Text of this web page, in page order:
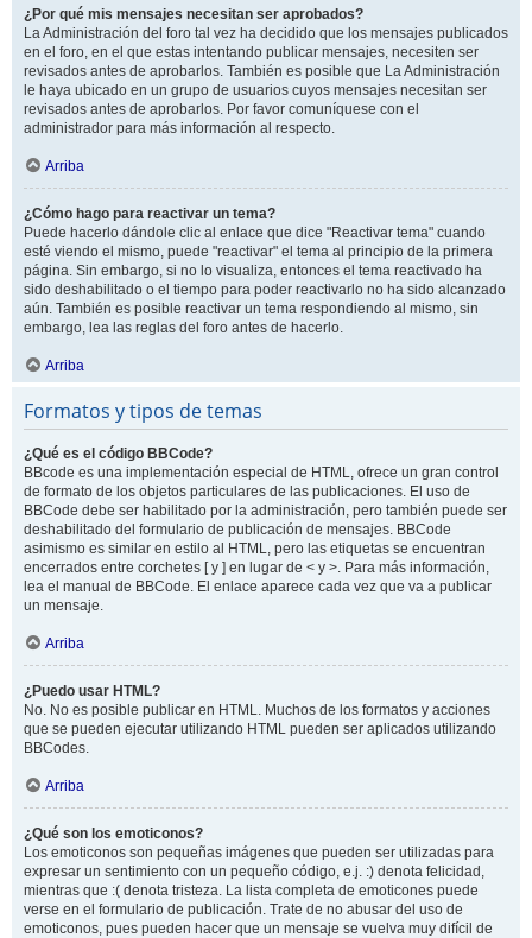
¿Por qué mis mensajes necesitan ser aprobados?
La Administración del foro tal vez ha decidido que los mensajes publicados
en el foro, en el que estas intentando publicar mensajes, necesiten ser
revisados antes de aprobarlos. También es posible que La Administración
le haya ubicado en un grupo de usuarios cuyos mensajes necesitan ser
revisados antes de aprobarlos. Por favor comuníquese con el
administrador para más información al respecto.
Arriba
¿Cómo hago para reactivar un tema?
Puede hacerlo dándole clic al enlace que dice "Reactivar tema" cuando
esté viendo el mismo, puede "reactivar" el tema al principio de la primera
página. Sin embargo, si no lo visualiza, entonces el tema reactivado ha
sido deshabilitado o el tiempo para poder reactivarlo no ha sido alcanzado
aún. También es posible reactivar un tema respondiendo al mismo, sin
embargo, lea las reglas del foro antes de hacerlo.
Arriba
Formatos y tipos de temas
¿Qué es el código BBCode?
BBcode es una implementación especial de HTML, ofrece un gran control
de formato de los objetos particulares de las publicaciones. El uso de
BBCode debe ser habilitado por la administración, pero también puede ser
deshabilitado del formulario de publicación de mensajes. BBCode
asimismo es similar en estilo al HTML, pero las etiquetas se encuentran
encerrados entre corchetes [ y ] en lugar de < y >. Para más información,
lea el manual de BBCode. El enlace aparece cada vez que va a publicar
un mensaje.
Arriba
¿Puedo usar HTML?
No. No es posible publicar en HTML. Muchos de los formatos y acciones
que se pueden ejecutar utilizando HTML pueden ser aplicados utilizando
BBCodes.
Arriba
¿Qué son los emoticonos?
Los emoticonos son pequeñas imágenes que pueden ser utilizadas para
expresar un sentimiento con un pequeño código, e.j. :) denota felicidad,
mientras que :( denota tristeza. La lista completa de emoticones puede
verse en el formulario de publicación. Trate de no abusar del uso de
emoticonos, pues pueden hacer que un mensaje se vuelva muy difícil de